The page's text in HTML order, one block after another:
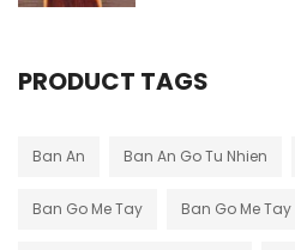
PRODUCT TAGS
Ban An Ban An Go Tu Nhien
Ban Go Me Tay Ban Go Me